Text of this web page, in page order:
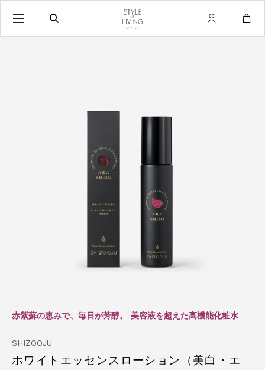
赤紫蘇の恵みで、毎日が芳醇。 美容液を超えた高機能化粧水
SHIZOOJU
ホワイトエッセンスローション（美白・エ